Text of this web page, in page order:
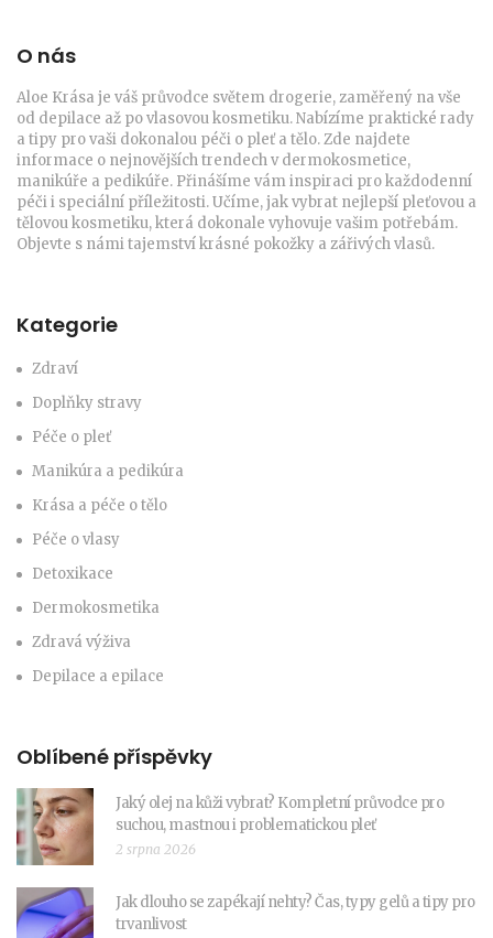
O nás
Aloe Krása je váš průvodce světem drogerie, zaměřený na vše
od depilace až po vlasovou kosmetiku. Nabízíme praktické rady
a tipy pro vaši dokonalou péči o pleť a tělo. Zde najdete
informace o nejnovějších trendech v dermokosmetice,
manikúře a pedikúře. Přinášíme vám inspiraci pro každodenní
péči i speciální příležitosti. Učíme, jak vybrat nejlepší pleťovou a
tělovou kosmetiku, která dokonale vyhovuje vašim potřebám.
Objevte s námi tajemství krásné pokožky a zářivých vlasů.
Kategorie
Zdraví
Doplňky stravy
Péče o pleť
Manikúra a pedikúra
Krása a péče o tělo
Péče o vlasy
Detoxikace
Dermokosmetika
Zdravá výživa
Depilace a epilace
Oblíbené příspěvky
Jaký olej na kůži vybrat? Kompletní průvodce pro
suchou, mastnou i problematickou pleť
2 srpna 2026
Jak dlouho se zapékají nehty? Čas, typy gelů a tipy pro
trvanlivost